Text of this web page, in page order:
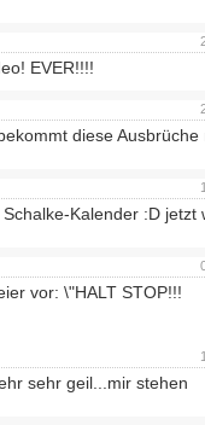
EVER!!!!
diese Ausbrüche
Kalender :D jetzt
vor: \"HALT STOP!!!
sehr geil...mir stehen